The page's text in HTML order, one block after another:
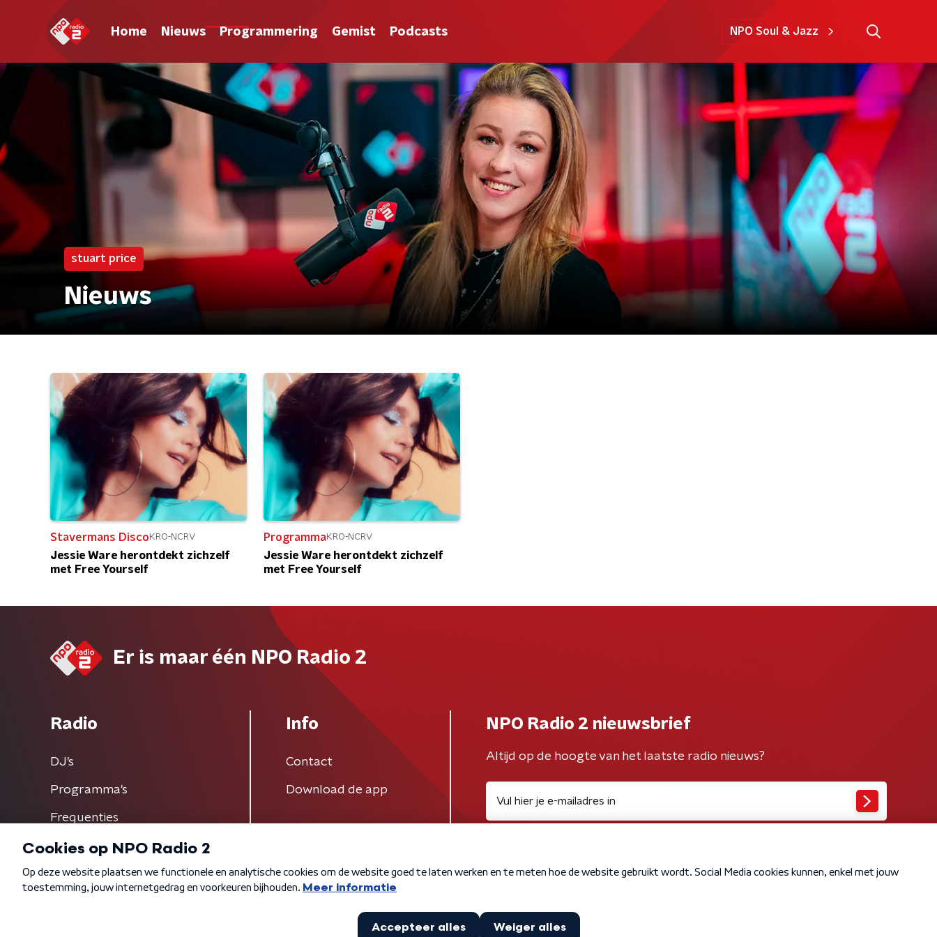
Home Nieuws Programmering Gemist Podcasts NPO Soul & Jazz
stuart price
Nieuws
Stavermans Disco KRO-NCRV
Jessie Ware herontdekt zichzelf
met Free Yourself
ProgrammaKRO-NCRV
Jessie Ware herontdekt zichzelf
met Free Yourself
Er is maar één NPO Radio 2
Radio
DJ’s
Programma's
Frequenties
Info
Contact
Download de app
NPO Radio 2 nieuwsbrief
Altijd op de hoogte van het laatste radio nieuws?
Algemene voorwaarden Privacybeleid